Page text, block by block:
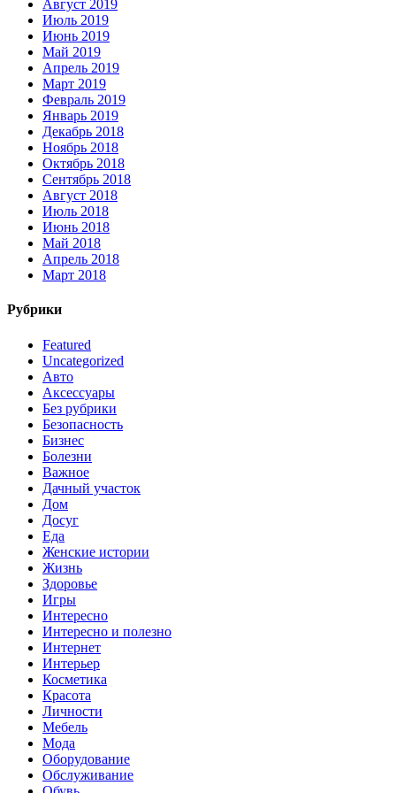
Август 2019
Июль 2019
Июнь 2019
Май 2019
Апрель 2019
Март 2019
Февраль 2019
Январь 2019
Декабрь 2018
Ноябрь 2018
Октябрь 2018
Сентябрь 2018
Август 2018
Июль 2018
Июнь 2018
Май 2018
Апрель 2018
Март 2018
Рубрики
Featured
Uncategorized
Авто
Аксессуары
Без рубрики
Безопасность
Бизнес
Болезни
Важное
Дачный участок
Дом
Досуг
Еда
Женские истории
Жизнь
Здоровье
Игры
Интересно
Интересно и полезно
Интернет
Интерьер
Косметика
Красота
Личности
Мебель
Мода
Оборудование
Обслуживание